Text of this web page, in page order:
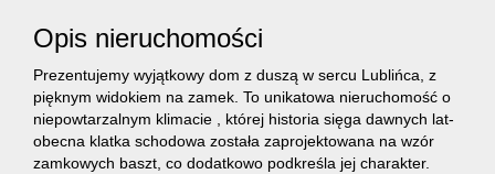
Opis nieruchomości
Prezentujemy wyjątkowy dom z duszą w sercu Lublińca, z
pięknym widokiem na zamek. To unikatowa nieruchomość o
niepowtarzalnym klimacie , której historia sięga dawnych lat-
obecna klatka schodowa została zaprojektowana na wzór
zamkowych baszt, co dodatkowo podkreśla jej charakter.